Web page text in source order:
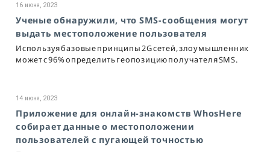
16 июня, 2023
Ученые обнаружили, что SMS-сообщения могут
выдать местоположение пользователя
Используя базовые принципы 2G сетей, злоумышленник
может с 96% определить геопозицию получателя SMS.
14 июня, 2023
Приложение для онлайн-знакомств WhosHere
собирает данные о местоположении
пользователей с пугающей точностью